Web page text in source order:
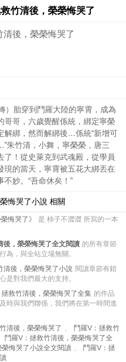
竹清後，榮榮悔哭了
清後，榮榮悔哭了
）胎穿到鬥羅大陸的寧霄，成為
哥哥，六歲覺醒係統，綁定寧榮
解綁，然而解綁後…係統“新增可
竹清，小舞，寧榮榮，唐三
！從史萊克到武魂殿，從學員
現的當天，寧霄被五花大綁丟在
妙。“吾命休矣！”
悔哭了小說 相關
悔哭了》
是 柿子不澀澀 所寫的一本
後，榮榮悔哭了全文閱讀 的所有章節
為，與全站立場無關。
清後，榮榮悔哭了小說 閱讀章節有錯
是對我們最大的支持。
拯救竹清後，榮榮悔哭了全集 的作品
時與我們聯係，我們將在第一時間進
清後，榮榮悔哭了 、
鬥羅V：拯救竹
鬥羅V：拯救竹清後，榮榮悔哭了全
悔哭了小說全文閱讀 、
鬥羅V：拯